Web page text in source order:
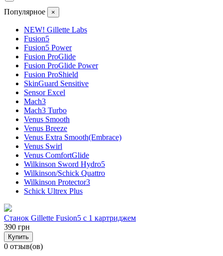
Популярное ×
NEW! Gillette Labs
Fusion5
Fusion5 Power
Fusion ProGlide
Fusion ProGlide Power
Fusion ProShield
SkinGuard Sensitive
Sensor Excel
Mach3
Mach3 Turbo
Venus Smooth
Venus Breeze
Venus Extra Smooth(Embrace)
Venus Swirl
Venus ComfortGlide
Wilkinson Sword Hydro5
Wilkinson/Schick Quattro
Wilkinson Protector3
Schick Ultrex Plus
Станок Gillette Fusion5 c 1 картриджем
390 грн
Купить
0 отзыв(ов)